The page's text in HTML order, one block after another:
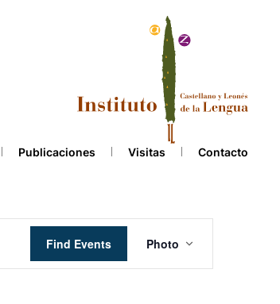
Publicaciones Visitas Contacto
Find Events
Views
Navigation
Photo